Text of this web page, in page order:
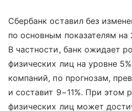
Сбербанк оставил без
по основным показателям на
В частности, банк ожидает
физических лиц на уровне
компаний, по прогнозам,
и составит 9−11%. При этом
физических лиц может